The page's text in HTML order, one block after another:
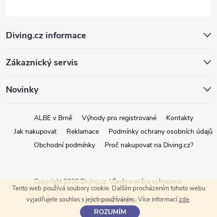
Tento web používá soubory cookie. Dalším procházením tohoto webu
vyjadřujete souhlas s jejich používáním.. Více informacízde.
ROZUMÍM
Diving.cz informace
Zákaznický servis
Novinky
ALBE v Brně Výhody pro registrované
Kontakty
Jak nakupovat
Reklamace
Podmínky ochrany osobních údajů
Obchodní podmínky
Proč nakupovat na Diving.cz?
Vytvořil Shoptet
Copyright 2026 Diving.cz. Všechna práva vyhrazena.